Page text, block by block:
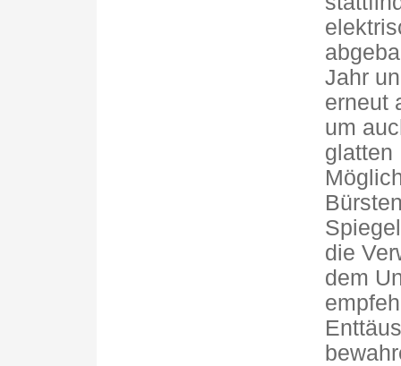
Jahr
erneut
um
glatten
die
dem